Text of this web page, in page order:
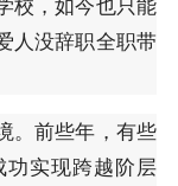
人没辞职全职带
。前些年，有些
功实现跨越阶层